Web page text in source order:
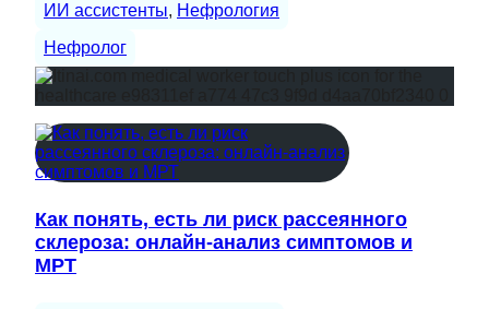
ИИ ассистенты, Нефрология
Нефролог
Как понять, есть ли риск рассеянного
склероза: онлайн-анализ симптомов и
МРТ